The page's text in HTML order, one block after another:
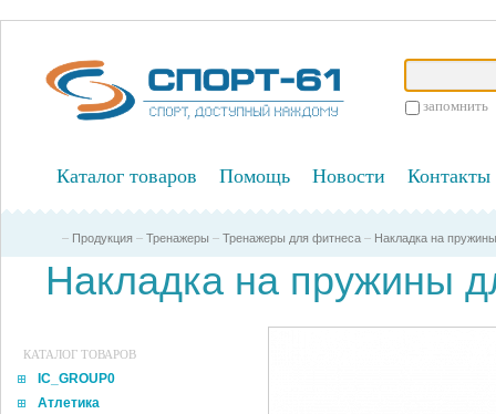
запомнить
Каталог товаров Помощь Новости Контакты
– Продукция – Тренажеры – Тренажеры для фитнеса – Накладка на
Накладка на пружины
КАТАЛОГ ТОВАРОВ
IC_GROUP0
Атлетика